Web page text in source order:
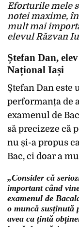
Eforturile mele
notei maxime,
mult mai
elevul Răzvan
Ștefan Dan,
Național Iași
Ștefan Dan este
performanța de
examenul de
să precizeze că
nu și-a propus
Bac, ci doar a
„Consider că
important când
examenul de
o muncă susținută
avea ca țintă